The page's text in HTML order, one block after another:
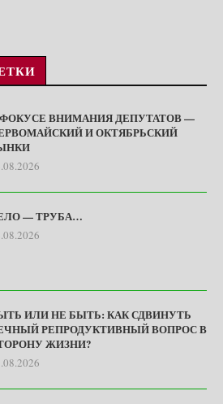
ВНИМАНИЯ ДЕПУТАТОВ —
И ОКТЯБРЬСКИЙ
— ТРУБА…
ИЛИ НЕ БЫТЬ: КАК СДВИНУТЬ
РЕПРОДУКТИВНЫЙ ВОПРОС В
ЖИЗНИ?